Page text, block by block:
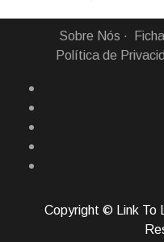
Sobre Nós
Política de
Copyright © Link To